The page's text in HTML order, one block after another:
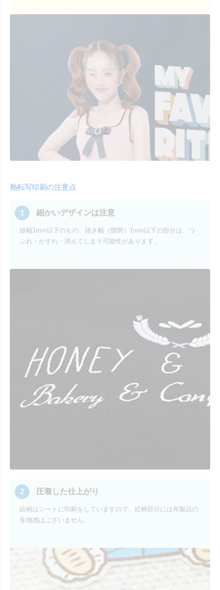
熱転写印刷の注意点
1 細かいデザインは注意
線幅1mm以下のもの、抜き幅（隙間）1mm以下の部分は、つ
ぶれ・かすれ・消えてしまう可能性があります。
2 圧着した仕上がり
絵柄はシートに印刷をしていますので、絵柄部分には布製品の
生地感はございません。